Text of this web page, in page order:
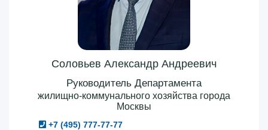
Соловьев Александр Андреевич
Руководитель Департамента
жилищно-коммунального хозяйства города
Москвы
+7 (495) 777-77-77